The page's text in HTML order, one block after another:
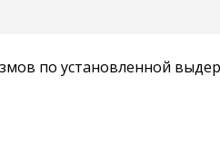
по установленной